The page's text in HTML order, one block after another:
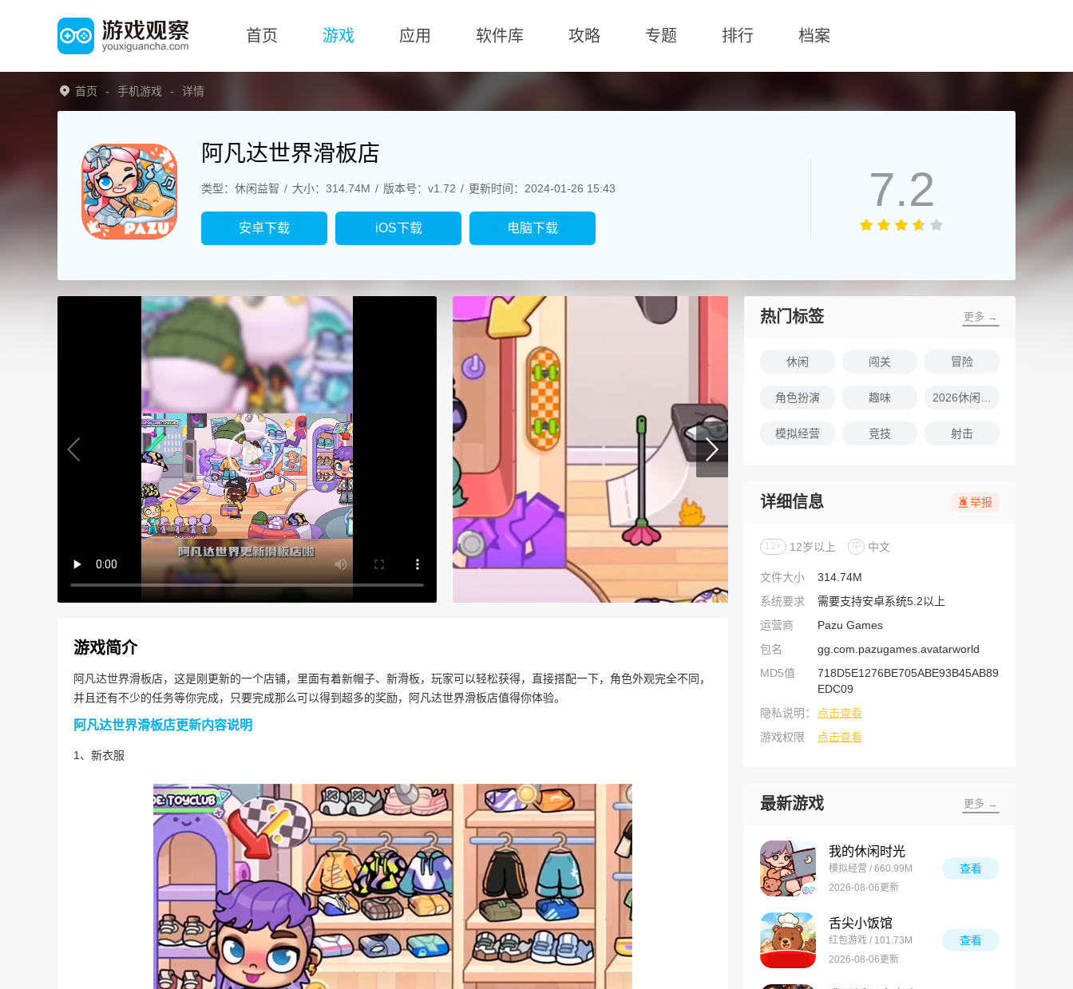
首页 游戏 应用 软件库 攻略 专题 排行 档案
首页 手机游戏 详情
阿凡达世界滑板店
类型：休闲益智 大小：314.74M 版本号：v1.72 更新时间：2024-01-26 15:43
安卓下载 iOS下载 电脑下载
7.2
游戏简介
阿凡达世界滑板店，这是刚更新的一个店铺，里面有着新帽子、新滑板，玩家可以轻松获得，直接搭配一下，角色外观完全不同，
并且还有不少的任务等你完成，只要完成那么可以得到超多的奖励，阿凡达世界滑板店值得你体验。
阿凡达世界滑板店更新内容说明
1、新衣服
热门标签 更多 →
休闲 闯关 冒险
角色扮演 趣味
模拟经营 竞技 射击
详细信息 举报
12+ 12岁以上 中 中文
文件大小
314.74M
系统要求
需要支持安卓系统5.2以上
运营商
Pazu Games
包名
gg.com.pazugames.avatarworld
MD5值
718D5E1276BE705ABE93B45AB89
EDC09
隐私说明：
点击查看
游戏权限
点击查看
最新游戏 更多 →
我的休闲时光
模拟经营 / 660.99M
2026-08-06更新
查看
舌尖小饭馆
红包游戏 / 101.73M
2026-08-06更新
查看